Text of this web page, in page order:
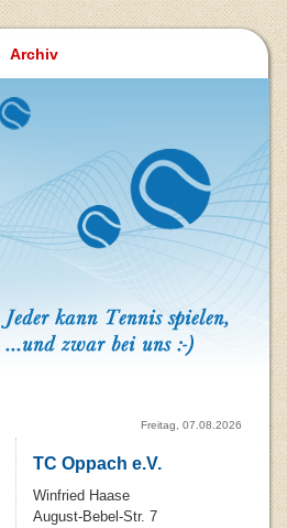
Archiv
Freitag, 07.08.2026
TC Oppach e.V.
Winfried Haase
August-Bebel-Str. 7